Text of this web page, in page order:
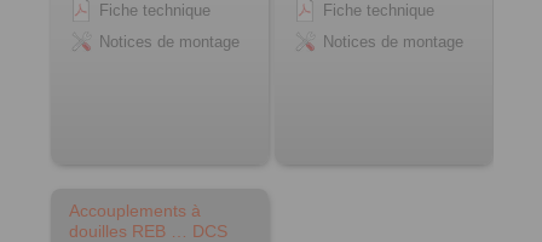
Fiche technique
Notices de montage
Fiche technique
Notices de montage
Accouplements à
douilles REB … DCS